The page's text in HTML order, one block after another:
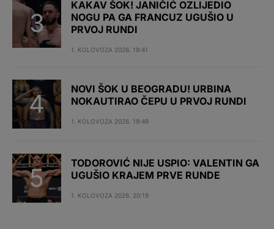
KAKAV ŠOK! JANIČIĆ OZLIJEDIO
NOGU PA GA FRANCUZ UGUŠIO U
PRVOJ RUNDI
1. KOLOVOZA 2026. 19:41
NOVI ŠOK U BEOGRADU! URBINA
NOKAUTIRAO ČEPU U PRVOJ RUNDI
1. KOLOVOZA 2026. 19:49
TODOROVIĆ NIJE USPIO: VALENTIN GA
UGUŠIO KRAJEM PRVE RUNDE
1. KOLOVOZA 2026. 20:19